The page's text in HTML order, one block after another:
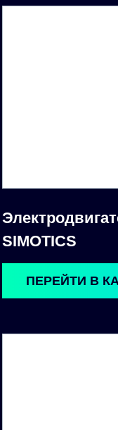
SIMOTICS
ПЕРЕЙТИ В